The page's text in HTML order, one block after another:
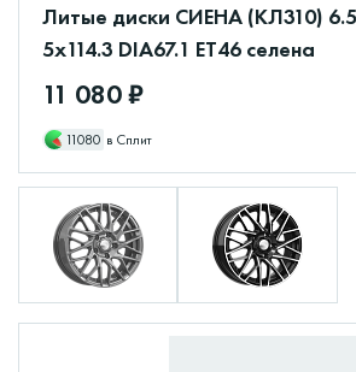
Литые диски СИЕНА (КЛ310)
5x114.3 DIA67.1 ET46 селена
11 080 ₽
11080 в Сплит